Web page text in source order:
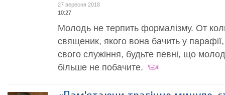
27 вересня 2018
10:27
Молодь не терпить формалізму. От
священик, якого вона бачить у
свого служіння, будьте певні, що
більше не побачите.